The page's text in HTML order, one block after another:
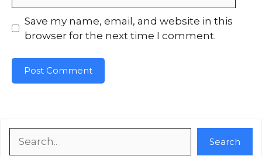
Save my name, email, and website in this
browser for the next time I comment.
Search